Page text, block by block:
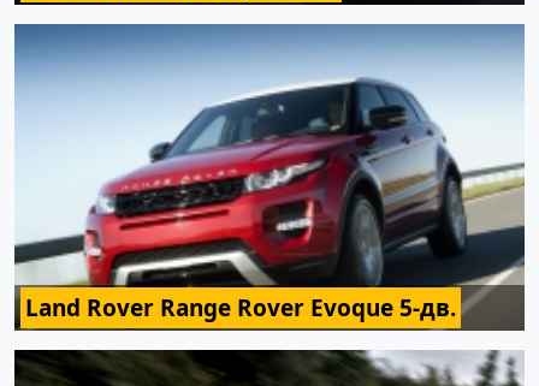
Land Rover Range Rover Evoque 5-дв.